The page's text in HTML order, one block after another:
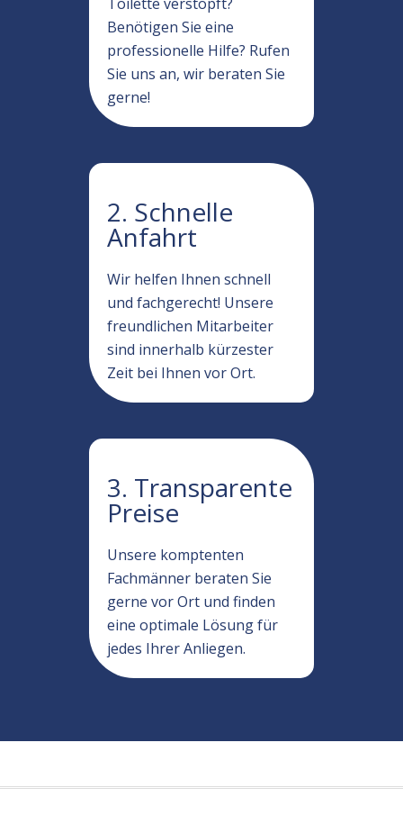
Toilette verstopft?
Benötigen Sie eine
professionelle Hilfe? Rufen
Sie uns an, wir beraten Sie
gerne!
2. Schnelle
Anfahrt
Wir helfen Ihnen schnell
und fachgerecht! Unsere
freundlichen Mitarbeiter
sind innerhalb kürzester
Zeit bei Ihnen vor Ort.
3. Transparente
Preise
Unsere komptenten
Fachmänner beraten Sie
gerne vor Ort und finden
eine optimale Lösung für
jedes Ihrer Anliegen.